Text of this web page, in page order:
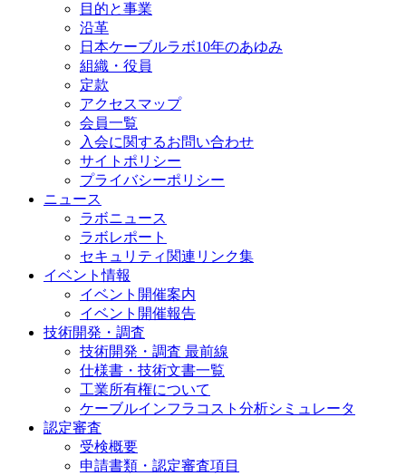
目的と事業
沿革
日本ケーブルラボ10年のあゆみ
組織・役員
定款
アクセスマップ
会員一覧
入会に関するお問い合わせ
サイトポリシー
プライバシーポリシー
ニュース
ラボニュース
ラボレポート
セキュリティ関連リンク集
イベント情報
イベント開催案内
イベント開催報告
技術開発・調査
技術開発・調査 最前線
仕様書・技術文書一覧
工業所有権について
ケーブルインフラコスト分析シミュレータ
認定審査
受検概要
申請書類・認定審査項目